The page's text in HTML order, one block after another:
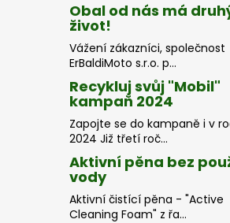
Obal od nás má
život!
Vážení zákazníci, společnost
ErBaldiMoto s.r.o. p...
Recykluj svůj "Mobil"
kampaň 2024
Zapojte se do kampaně i v
2024 Již třetí roč...
Aktivní pěna bez
vody
Aktivní čistící pěna - "Active
Cleaning Foam" z řa...